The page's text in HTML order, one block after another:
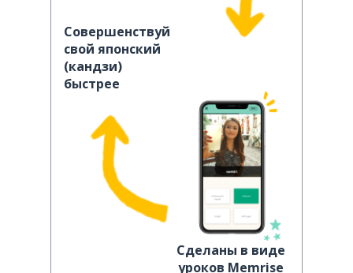
Совершенствуй
свой японский
(кандзи)
быстрее
Сделаны в виде
уроков Memrise